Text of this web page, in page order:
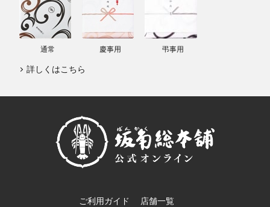
通常 慶事用 弔事用
詳しくはこちら
ご利用ガイド 店舗一覧